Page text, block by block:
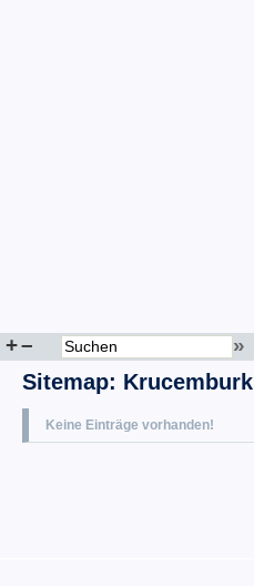
+– »
Sitemap: Krucemburk
Keine Einträge vorhanden!